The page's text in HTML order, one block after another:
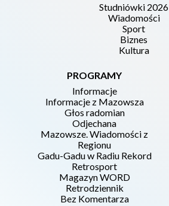
Studniówki 2026
Wiadomości
Sport
Biznes
Kultura
PROGRAMY
Informacje
Informacje z Mazowsza
Głos radomian
Odjechana
Mazowsze. Wiadomości z
Regionu
Gadu-Gadu w Radiu Rekord
Retrosport
Magazyn WORD
Retrodziennik
Bez Komentarza